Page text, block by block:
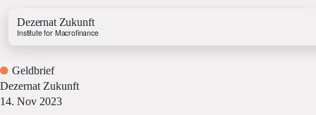
Dezernat Zukunft
Institute for Macrofinance
Geldbrief
Dezernat Zukunft
14. Nov 2023